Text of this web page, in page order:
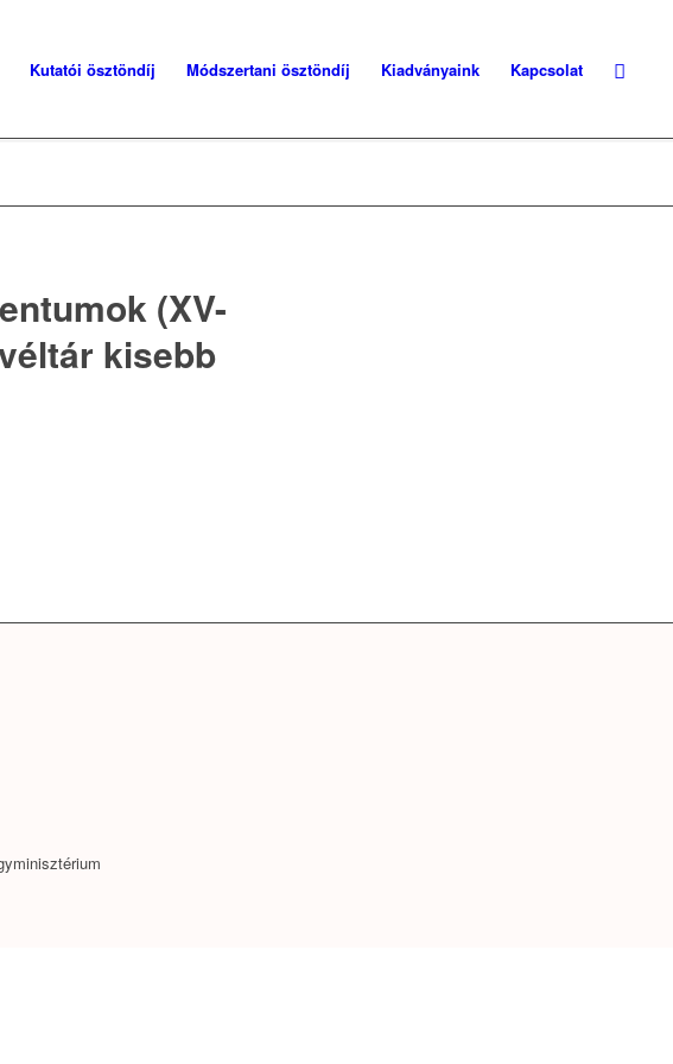
Kutatói ösztöndíj Módszertani ösztöndíj Kiadványaink Kapcsolat
(XV-
kisebb